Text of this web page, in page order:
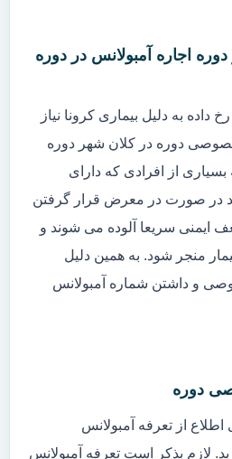
اجاره آمبولانس در دوره
داده به دلیل بیماری کرونا نیاز
خصوصی دوره در کلان شهر دوره
بسیاری از افرادی که دارای
در صورت در معرض قرار گرفتن
ایمنی سریعا آلوده می شوند و
منجر شود. به همین دلیل
و داشتن شماره آمبولانس
دوره
اطلاع از تعرفه آمبولانس
لازم بذکر است تعرفه آمبولانس